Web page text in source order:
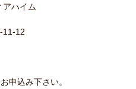
ハイム
11-12
申込み下さい。